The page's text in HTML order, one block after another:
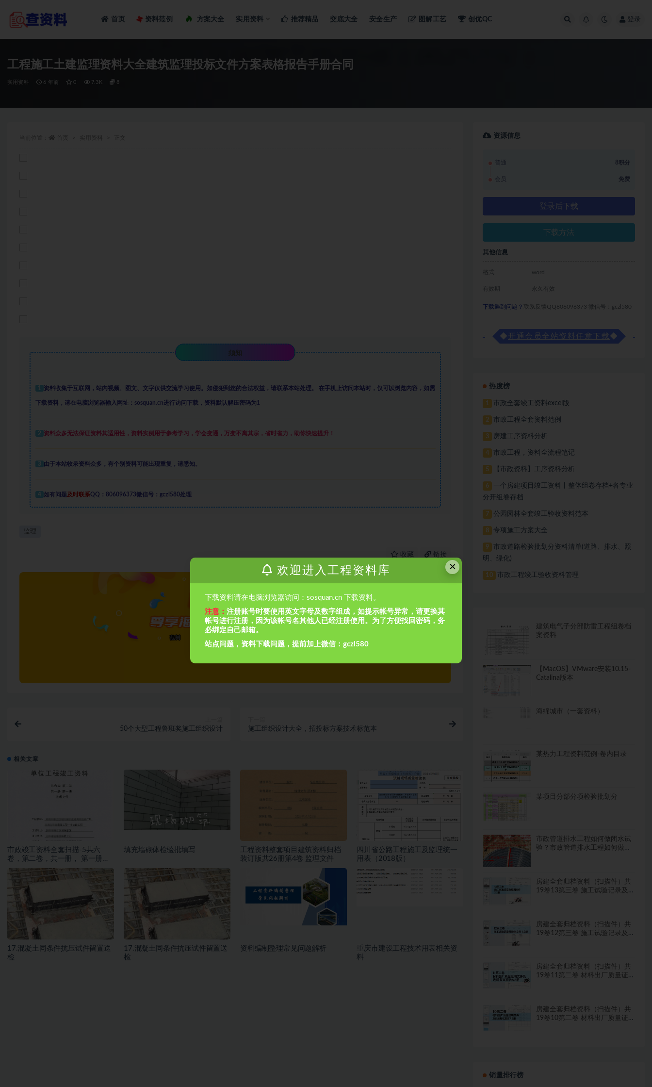
首页 资料范例 Loading…
方案大全 实用资料 推荐精品 交底大全 安全生产 图解工艺 创优QC 登录
工程施工土建监理资料大全建筑监理投标文件方案表格报告手册合同
实用资料 6 年前 0 7.3K 8
须知
1 资料收集于互联网 ， 站内视频、图文、文字仅供交流学习使用。如侵犯到您的合法权益，请联系本站处理。 在手机上访问本站时，仅可以浏览内容，如需
下载资料，请在电脑浏览器输入网址：sosquan.cn进行访问下载， 资料默认解压密码为1
2 资料众多无法保证资料其适用性，资料实例 用于参考学习，学会变通，万变不离其宗，省时省力，助你快速提升！
3 由于本站收录资料众多，有个别资料可能出现重复，请悉知。
4 如有问题及时联系QQ：806096373微信号：gczl580处理
监理
收藏 链接
50个大型工程鲁班奖施工组织设计 施工组织设计大全，招投标方案技术标范本
相关文章
市政竣工资料全套扫描-5共六
卷，第二卷，共一册， 第一册，
监理文件
填充墙砌体检验批填写
工程资料整套项目建筑资料归档
装订版共26册第4卷 监理文件
四川省公路工程施工及监理统一
用表（2018版）
17.混凝土同条件抗压试件留置送
检
17.混凝土同条件抗压试件留置送
检
资料编制整理常见问题解析
重庆市建设工程技术用表相关资
料
资源信息
普通 8积分
会员 免费
登录后下载
下载方法
其他信息
格式 word
有效期 永久有效
下载遇到问题？ 联系反馈QQ806096373 微信号：gczl580
◆ 开通会员全站资料任意下载◆
热度榜
1 市政全套竣工资料excel版
2 市政工程全套资料范例
3 房建工序资料分析
4 市政工程，资料全流程笔记
5 【市政资料】工序资料分析
6
一个房建项目竣工资料丨整体组卷存档+各专业
分开组卷存档
7 公园园林全套竣工验收资料范本
8 专项施工方案大全
9
市政道路检验批划分资料清单(道路、排水、照
明、绿化)
10 市政工程竣工验收资料管理
建筑电气子分部防雷工程组卷档
案资料
【MacOS】VMware安装10.15-
Catalina版本
海绵城市（一套资料）
某热力工程资料范例-卷内目录
某项目分部分项检验批划分
市政管道排水工程如何做闭水试
验？市政管道排水工程如何做闭
房建全套归档资料（扫描件）共
19卷13第三卷 施工试验记录及
房建全套归档资料（扫描件）共
19卷12第三卷 施工试验记录及
房建全套归档资料（扫描件）共
19卷11第二卷 材料出厂质量证
房建全套归档资料（扫描件）共
19卷10第二卷 材料出厂质量证
销量排行榜
×
欢迎进入工程资料库
下载资料请在电脑浏览器访问：sosquan.cn 下载资料。
注意： 注册账号时要使用英文字母及数字组成，如提示帐号异常，请更换其
帐号进行注册，因为该帐号名其他人已经注册使用。为了方便找回密码，务
必绑定自己邮箱。
站点问题，资料下载问题，提前加上微信：gczl580